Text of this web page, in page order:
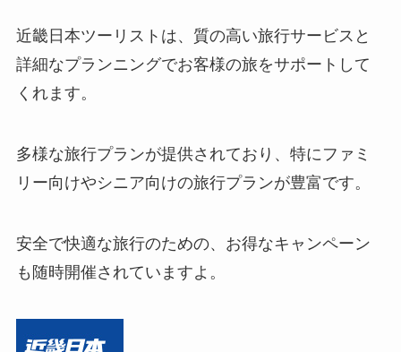
近畿日本ツーリスト
近畿日本ツーリスト：心地よい旅をしたい！丁寧
なサービスと豊富な旅行プランがあります！
近畿日本ツーリストは、質の高い旅行サービスと
詳細なプランニングでお客様の旅をサポートして